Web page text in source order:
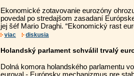
Ekonomické zotavovanie eurozóny
povedal po stredajšom zasadaní
jej šéf Mario Draghi. “Ekonomický rast
viac diskusia
Holandský parlament schválil trvalý
Dolná komora holandského parlamentu